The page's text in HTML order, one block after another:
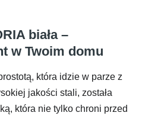
biała –
w Twoim domu
która idzie w parze z
jakości stali, została
która nie tylko chroni przed